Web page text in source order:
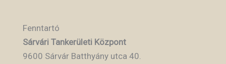
Fenntartó
Sárvári Tankerületi Központ
9600 Sárvár Batthyány utca 40.